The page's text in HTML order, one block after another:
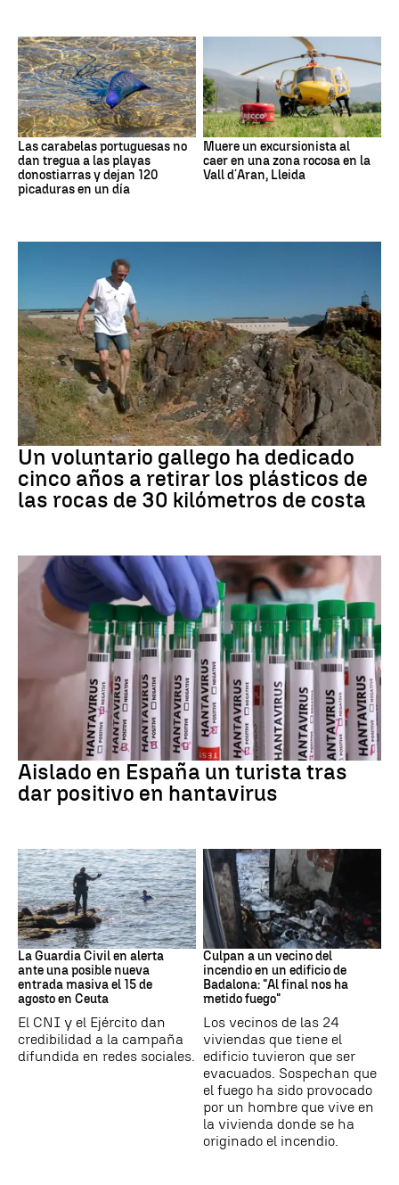
Las carabelas portuguesas no
dan tregua a las playas
donostiarras y dejan 120
picaduras en un día
Muere un excursionista al
caer en una zona rocosa en la
Vall d´Aran, Lleida
Medio ambiente
Un voluntario gallego ha dedicado
cinco años a retirar los plásticos de
las rocas de 30 kilómetros de costa
Aislado en España un turista tras
dar positivo en hantavirus
Ceuta
La Guardia Civil en alerta
ante una posible nueva
entrada masiva el 15 de
agosto en Ceuta
El CNI y el Ejército dan
credibilidad a la campaña
difundida en redes sociales.
Cataluña
Culpan a un vecino del
incendio en un edificio de
Badalona: "Al final nos ha
metido fuego"
Los vecinos de las 24
viviendas que tiene el
edificio tuvieron que ser
evacuados. Sospechan que
el fuego ha sido provocado
por un hombre que vive en
la vivienda donde se ha
originado el incendio.